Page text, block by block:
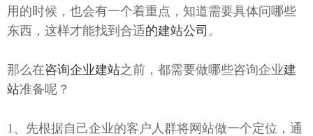
用的时候，也会有一个着重点，知道需要具体问哪些
东西，这样才能找到合适的建站公司 。
那么在咨询企业建站之前，都需要做哪些咨询企业建
站准备呢？
1、先根据自己企业的客户人群将网站做一个定位，通